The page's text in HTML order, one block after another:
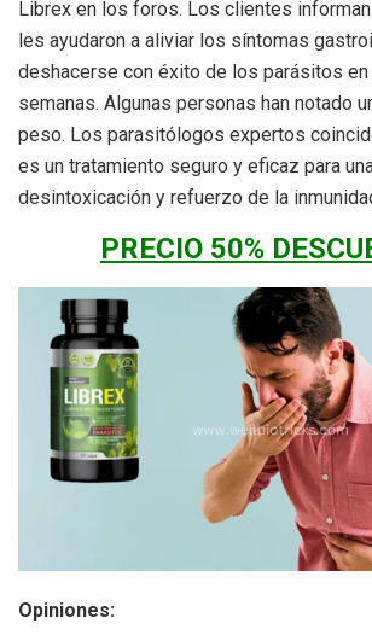
Librex en los foros. Los clientes
les ayudaron a aliviar los síntomas
deshacerse con éxito de los parásitos
semanas. Algunas personas han notado
peso. Los parasitólogos expertos
es un tratamiento seguro y eficaz para
desintoxicación y refuerzo de la
PRECIO 50%
Opiniones: